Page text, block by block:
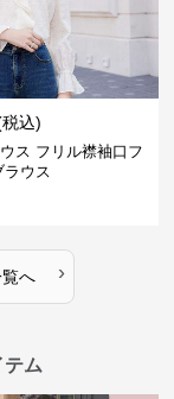
込)
ス フリル襟袖口フ
ラウス
へ ›
テム